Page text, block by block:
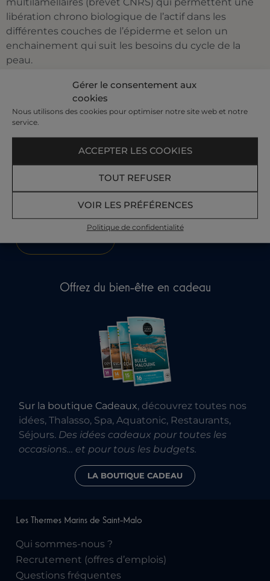
Gérer le consentement aux
cookies
Nous utilisons des cookies pour optimiser notre site web et notre
service.
ACCEPTER LES COOKIES
TOUT REFUSER
VOIR LES PRÉFÉRENCES
Politique de confidentialité
libération chrono biologique de l’actif dans les
différentes couches de l’épiderme et selon un
enchainement qui suit les besoins du cycle de la
peau.
Découvrez notre gamme de produits à l’extrait de
naissain d’huître surnotre boutique en ligne
Offrez du bien-être en cadeau
Sur la boutique Cadeaux, découvrez toutes nos
idées, Thalasso, Spa, Aquatonic, Restaurants,
Séjours. Des idées cadeaux pour toutes les
occasions… et pour tous les budgets.
LA BOUTIQUE CADEAU
Recevez nos offres et actualités par e-mail​
Votre e-mail :
Les Thermes Marins de Saint-Malo
Qui sommes-nous ?
Recrutement (offres d’emplois)
Questions fréquentes